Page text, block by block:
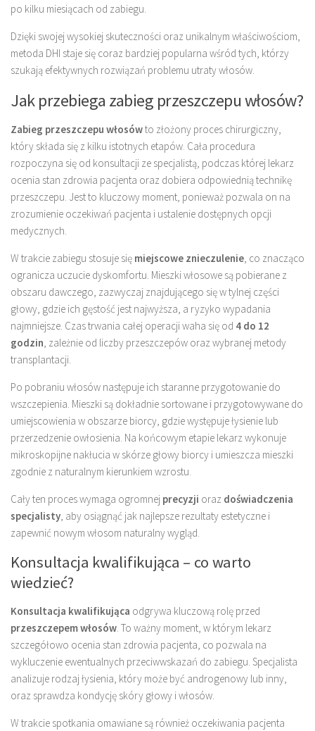
po kilku miesiącach od zabiegu.
Dzięki swojej wysokiej skuteczności oraz unikalnym właściwościom,
metoda DHI staje się coraz bardziej popularna wśród tych, którzy
szukają efektywnych rozwiązań problemu utraty włosów.
Jak przebiega zabieg przeszczepu włosów?
Zabieg przeszczepu włosówto złożony proces chirurgiczny,
który składa się z kilku istotnych etapów. Cała procedura
rozpoczyna się od konsultacji ze specjalistą, podczas której lekarz
ocenia stan zdrowia pacjenta oraz dobiera odpowiednią technikę
przeszczepu. Jest to kluczowy moment, ponieważ pozwala on na
zrozumienie oczekiwań pacjenta i ustalenie dostępnych opcji
medycznych.
W trakcie zabiegu stosuje się miejscowe znieczulenie, co znacząco
ogranicza uczucie dyskomfortu. Mieszki włosowe są pobierane z
obszaru dawczego, zazwyczaj znajdującego się w tylnej części
głowy, gdzie ich gęstość jest najwyższa, a ryzyko wypadania
najmniejsze. Czas trwania całej operacji waha się od 4 do 12
godzin, zależnie od liczby przeszczepów oraz wybranej metody
transplantacji.
Po pobraniu włosów następuje ich staranne przygotowanie do
wszczepienia. Mieszki są dokładnie sortowane i przygotowywane do
umiejscowienia w obszarze biorcy, gdzie występuje łysienie lub
przerzedzenie owłosienia. Na końcowym etapie lekarz wykonuje
mikroskopijne nakłucia w skórze głowy biorcy i umieszcza mieszki
zgodnie z naturalnym kierunkiem wzrostu.
Cały ten proces wymaga ogromnej precyzji oraz doświadczenia
specjalisty, aby osiągnąć jak najlepsze rezultaty estetyczne i
zapewnić nowym włosom naturalny wygląd.
Konsultacja kwalifikująca – co warto
wiedzieć?
Konsultacja kwalifikująca odgrywa kluczową rolę przed
przeszczepem włosów. To ważny moment, w którym lekarz
szczegółowo ocenia stan zdrowia pacjenta, co pozwala na
wykluczenie ewentualnych przeciwwskazań do zabiegu. Specjalista
analizuje rodzaj łysienia, który może być androgenowy lub inny,
oraz sprawdza kondycję skóry głowy i włosów.
W trakcie spotkania omawiane są również oczekiwania pacjenta